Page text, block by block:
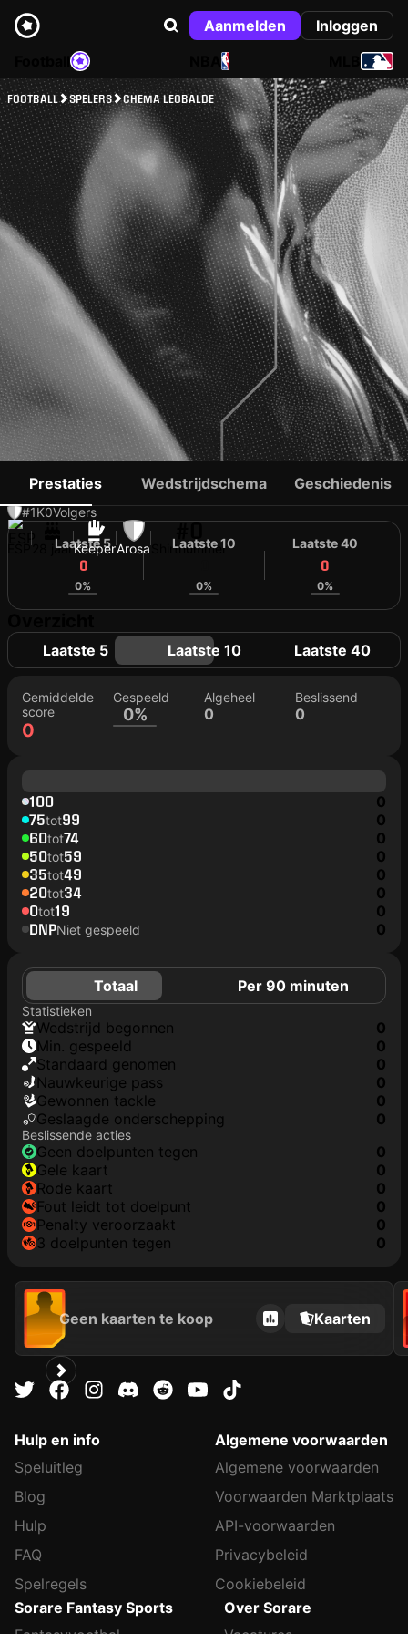
Aanmelden
Inloggen
NBA
FOOTBALL SPELERS CHEMA LEOBALDE
CHEMA LEOBALDE
#1K0Volgers
28 jaarKeeperArosa Shirtnummer
Prestaties Wedstrijdschema Geschiedenis
Laatste 5
0
0%
Laatste 10
0%
Laatste 40
0
0%
Laatste 5 Laatste 10 Laatste 40
Gemiddelde
score
0
Gespeeld
0%
Algeheel
0
Beslissend
0
100 0
75tot99 0
60tot74 0
50tot59 0
35tot49 0
20tot34 0
0tot19 0
DNPNiet gespeeld 0
Totaal Per 90 minuten
Statistieken
wedstrijd begonnen
0
min. gespeeld
0
Standaard genomen
0
nauwkeurige pass
0
gewonnen tackle
0
geslaagde onderschepping
0
Beslissende acties
geen doelpunten tegen
0
gele kaart
0
rode kaart
0
fout leidt tot doelpunt
0
penalty veroorzaakt
0
3 doelpunten tegen
0
Geen kaarten te koop Kaarten
Hulp en info
Speluitleg
Blog
Hulp
FAQ
Spelregels
Algemene voorwaarden
Algemene voorwaarden
Voorwaarden Marktplaats
API-voorwaarden
Privacybeleid
Cookiebeleid
Sorare Fantasy Sports
Over Sorare